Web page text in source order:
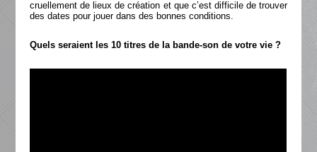
cruellement de lieux de création et que c’est difficile de trouver
des dates pour jouer dans des bonnes conditions.
Quels seraient les 10 titres de la bande-son de votre vie ?